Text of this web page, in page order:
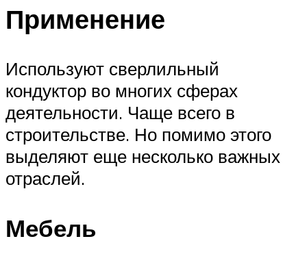
Применение
Используют сверлильный
кондуктор во многих сферах
деятельности. Чаще всего в
строительстве. Но помимо этого
выделяют еще несколько важных
отраслей.
Мебель